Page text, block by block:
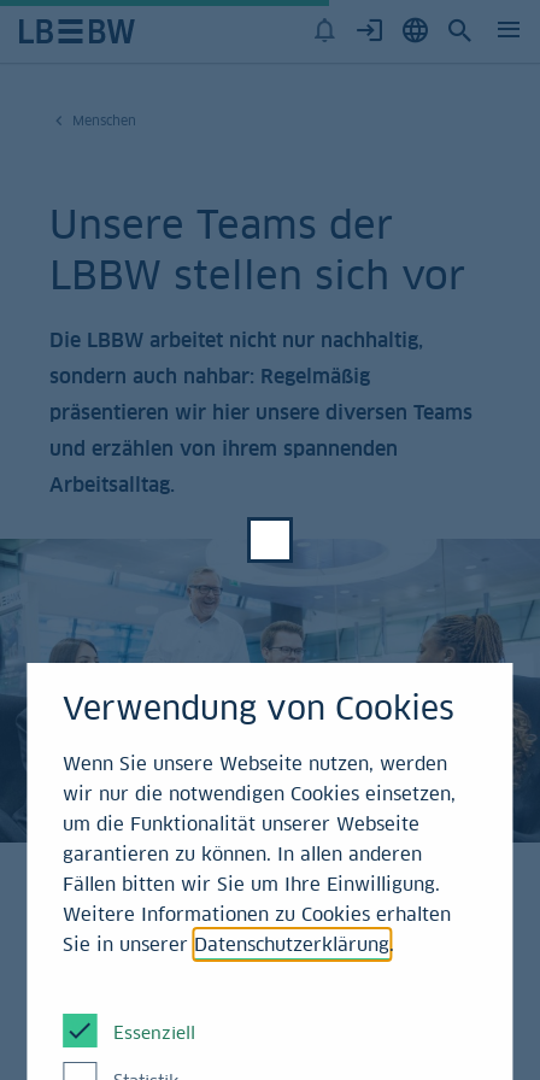
Menschen
Unsere Teams der
LBBW stellen sich vor
Die LBBW arbeitet nicht nur nachhaltig,
sondern auch nahbar: Regelmäßig
präsentieren wir hier unsere diversen Teams
und erzählen von ihrem spannenden
Arbeitsalltag.
Wie wir das schaffen, erzählen Ihnen hier unsere
Mitarbeitenden persönlich und anschaulich. Lassen
abwechslungsreichen Arbeitsalltag der LBBW
Verwendung von Cookies
Wenn Sie unsere Webseite nutzen, werden
wir nur die notwendigen Cookies einsetzen,
um die Funktionalität unserer Webseite
garantieren zu können. In allen anderen
Fällen bitten wir Sie um Ihre Einwilligung.
Weitere Informationen zu Cookies erhalten
Sie in unserer Datenschutzerklärung.
Essenziell